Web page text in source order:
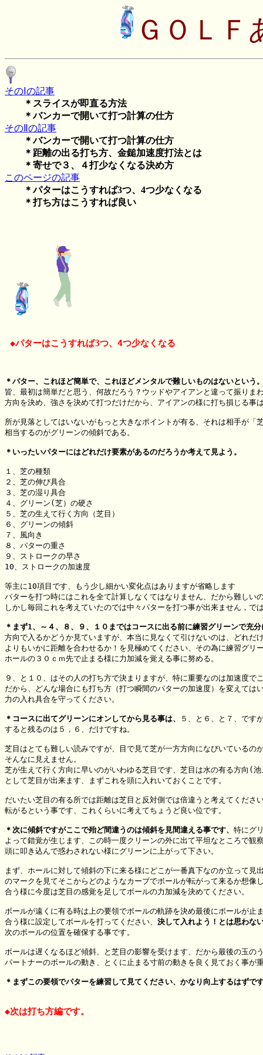
ＧＯＬ
そのⅠの記事
＊スライスが即直る方法
＊バンカーで開いて打つ計算の仕方
そのⅡの記事
＊バンカーで開いて打つ計算の仕方
＊距離の出る打ち方、金鎚加速度打法とは
＊寄せで３、４打少なくなる決め方
このページの記事
＊パターはこうすれば3つ、4つ少なくなる
＊打ち方はこうすれば良い
◆パターはこうすれば3つ、4つ少なくなる
＊パター、これほど簡単で、これほどメンタルで難しいものはないという
皆、最初は簡単だと思う、何故だろう？ウッドやアイアンと違って振りま
方向を決め、強さを決めて打つだけだから、アイアンの様に打ち損じる事
所が見落としてはいないがもっと大きなポイントが有る、それは相手が「
相当するのがグリーンの傾斜である。
＊いったいパターにはどれだけ要素があるのだろうか考えて見よう。
１、芝の種類
２、芝の伸び具合
３、芝の湿り具合
４、グリーン(芝）の硬さ
５、芝の生えて行く方向（芝目）
６、グリーンの傾斜
７、風向き
８、パターの重さ
９、ストロークの早さ
10、ストロークの加速度
等主に10項目です、もう少し細かい変化点はありますが省略します
パターを打つ時にはこれを全て計算しなくてはなりません、だから難しい
しかし毎回これを考えていたのでは中々パターを打つ事が出来ません，で
＊まず1、～４、８、９、１０まではコースに出る前に練習グリーンで充
方向で入るかどうか見ていますが、本当に見なくて引けないのは、どれだ
よりもいかに距離を合わせるか！を見極めてください、その為に練習グリ
ホールの３０ｃｍ先で止まる様に力加減を覚える事に努める。
９、と１０、はその人の打ち方で決まりますが、特に重要なのは加速度で
だから、どんな場合にも打ち方（打つ瞬間のパターの加速度）を変えては
力の入れ具合を守ってください。
＊コースに出てグリーンにオンしてから見る事は、
５、と６、と７、です
すると残るのは５，６、だけですね。
芝目はとても難しい読みですが、目で見て芝が一方方向になびいているの
そんなに見えません。
芝が生えて行く方向に早いのがいわゆる芝目です、芝目は水の有る方向(
として芝目が出来ます、まずこれを頭に入れいておくことです。
だいたい芝目の有る所では距離は芝目と反対側では倍違うと考えてくださ
転がるという事です、これくらいに考えてちょうど良い位です。
＊次に傾斜ですがここで殆ど間違うのは傾斜を見間違える事です、 特にグ
よって錯覚が生じます、この時一度クリーンの外に出て平坦なところで観
頭に叩き込んで惑わされない様にグリーンに上がって下さい。
まず、ホールに対して傾斜の下に来る様にどこが一番真下なのか立って見
のマークを見てそこからどのようなカーブでボールが転がって来るか想像
合う様に今度は芝目の感覚を足してボールの力加減を決めてください。
ボールが遠くに有る時は上の要領でボールの軌跡を決め最後にボールが止
合う様に設定してボールを打ってください、 決して入れよう！とは思わな
次のボールの位置を確保する事です。
ボールは遅くなるほど傾斜、と芝目の影響を受けます、だから最後の玉の
パートナーのボールの動き、とくに止まる寸前の動きを良く見ておく事が
＊まずこの要領でパターを練習して見てください、かなり向上するはずで
◆次は打ち方編です。